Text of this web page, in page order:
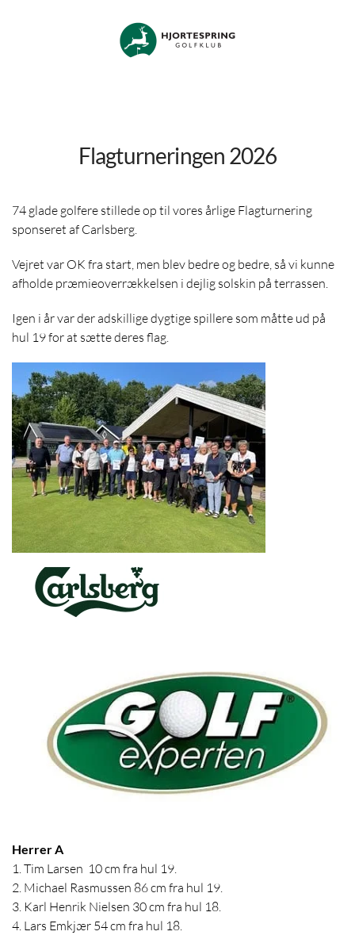
Skip to main content
Flagturneringen 2026
74 glade golfere stillede op til vores årlige Flagturnering
sponseret af Carlsberg.
Vejret var OK fra start, men blev bedre og bedre, så vi kunne
afholde præmieoverrækkelsen i dejlig solskin på terrassen.
Igen i år var der adskillige dygtige spillere som måtte ud på
hul 19 for at sætte deres flag.
Herrer A
1. Tim Larsen 10 cm fra hul 19.
2. Michael Rasmussen 86 cm fra hul 19.
3. Karl Henrik Nielsen 30 cm fra hul 18.
4. Lars Emkjær 54 cm fra hul 18.